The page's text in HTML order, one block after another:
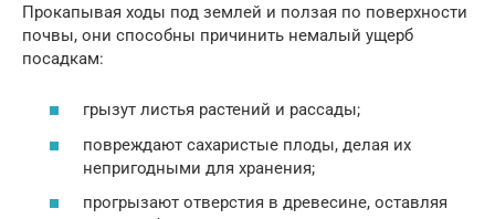
Прокапывая ходы под землей и ползая по поверхности
почвы, они способны причинить немалый ущерб
посадкам:
грызут листья растений и рассады;
повреждают сахаристые плоды, делая их
непригодными для хранения;
прогрызают отверстия в древесине, оставляя